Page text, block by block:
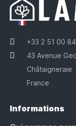
+33 2 51 00
43 Avenue
Châtaigneraie
France
Informations